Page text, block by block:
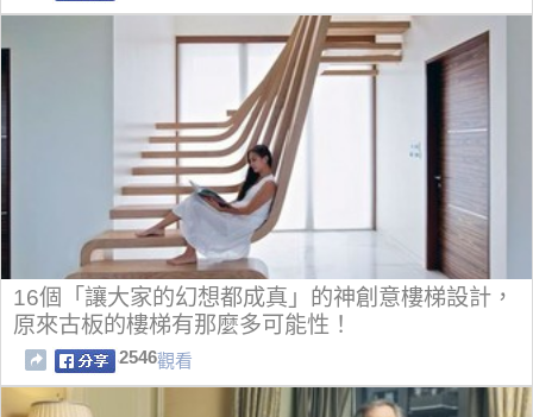
16個「讓大家的幻想都成真」的神創意樓梯設計，
原來古板的樓梯有那麼多可能性！
2546觀看